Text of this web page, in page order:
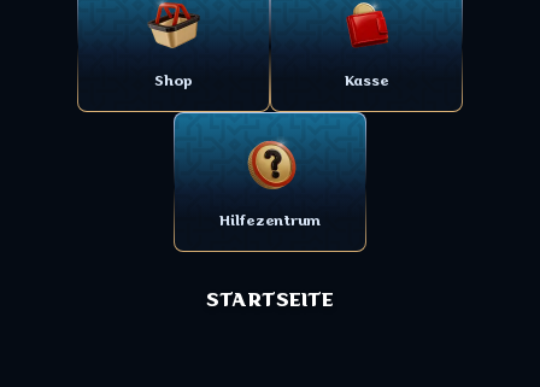
Shop Kasse
Hilfezentrum
STARTSEITE